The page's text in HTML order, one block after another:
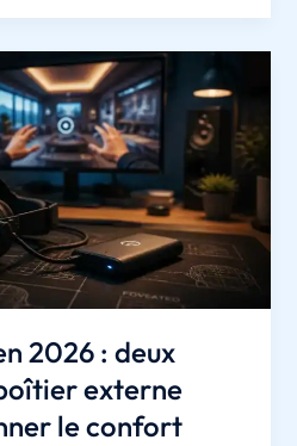
2026 : deux
externe
le confort